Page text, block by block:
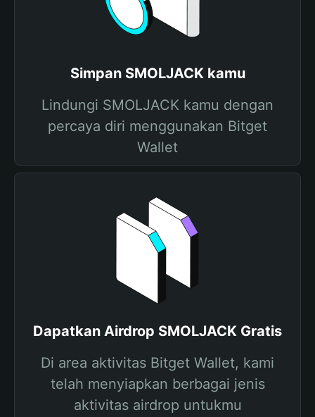
Simpan SMOLJACK kamu
Lindungi SMOLJACK kamu dengan
percaya diri menggunakan Bitget
Wallet
Dapatkan Airdrop SMOLJACK Gratis
Di area aktivitas Bitget Wallet, kami
telah menyiapkan berbagai jenis
aktivitas airdrop untukmu